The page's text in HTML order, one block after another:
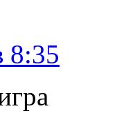
8:35